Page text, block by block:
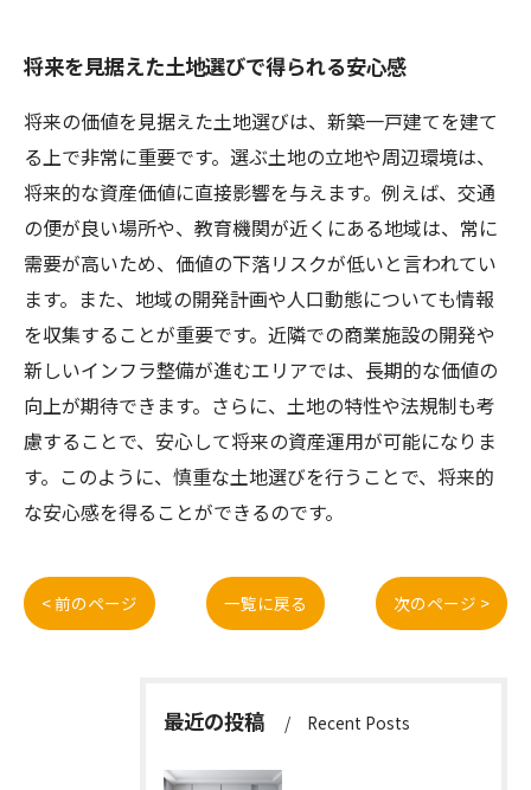
将来を見据えた土地選びで得られる安心感
将来の価値を見据えた土地選びは、新築一戸建てを建て
る上で非常に重要です。選ぶ土地の立地や周辺環境は、
将来的な資産価値に直接影響を与えます。例えば、交通
の便が良い場所や、教育機関が近くにある地域は、常に
需要が高いため、価値の下落リスクが低いと言われてい
ます。また、地域の開発計画や人口動態についても情報
を収集することが重要です。近隣での商業施設の開発や
新しいインフラ整備が進むエリアでは、長期的な価値の
向上が期待できます。さらに、土地の特性や法規制も考
慮することで、安心して将来の資産運用が可能になりま
す。このように、慎重な土地選びを行うことで、将来的
な安心感を得ることができるのです。
< 前のページ 一覧に戻る 次のページ >
最近の投稿 Recent Posts